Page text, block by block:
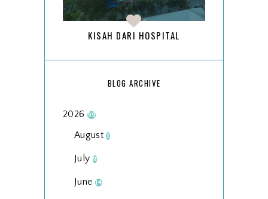
KISAH DARI HOSPITAL
BLOG ARCHIVE
2026 99
August3
July 9
June 14